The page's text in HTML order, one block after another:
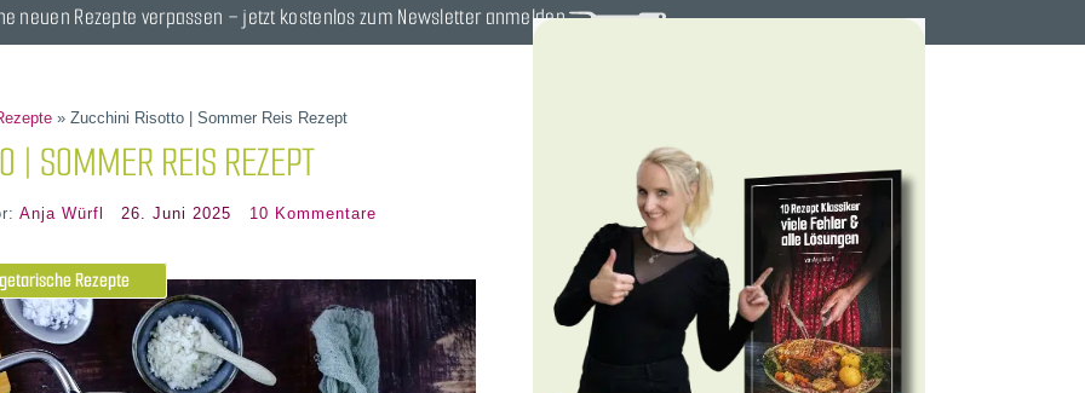
neuen Rezepte verpassen – jetzt kostenlos zum Newsletter anmelden.
»Zucchini Risotto | Sommer Reis Rezept
| SOMMER REIS REZEPT
Anja Würfl 26. Juni 2025 10 Kommentare
Rezepte